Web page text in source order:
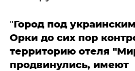
"Город под
Орки до сих пор
территорию отеля
продвинулись, имеют